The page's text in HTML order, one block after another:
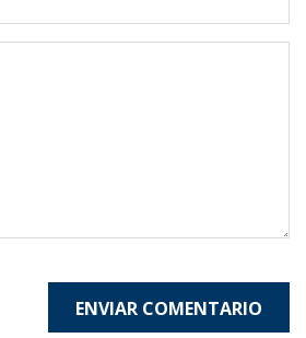
ENVIAR COMENTARIO